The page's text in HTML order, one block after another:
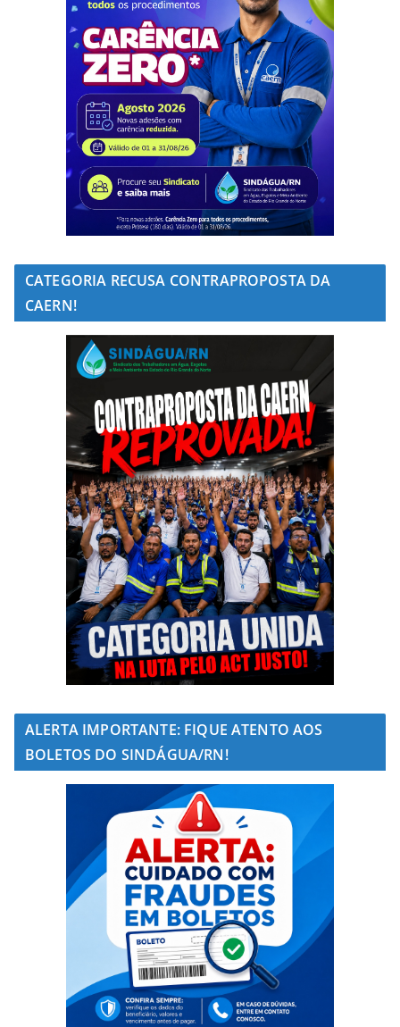
CATEGORIA RECUSA CONTRAPROPOSTA DA
CAERN!
ALERTA IMPORTANTE: FIQUE ATENTO AOS
BOLETOS DO SINDÁGUA/RN!